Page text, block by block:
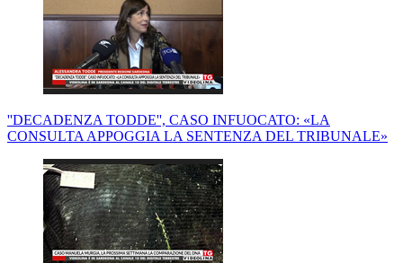
''DECADENZA TODDE'', CASO INFUOCATO: «LA
CONSULTA APPOGGIA LA SENTENZA DEL TRIBUNALE»